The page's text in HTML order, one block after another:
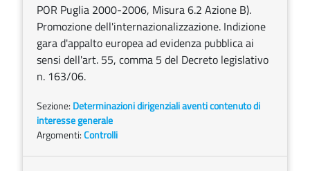
POR Puglia 2000-2006, Misura 6.2 Azione B).
Promozione dell'internazionalizzazione. Indizione
gara d'appalto europea ad evidenza pubblica ai
sensi dell'art. 55, comma 5 del Decreto legislativo
n. 163/06.
Sezione: Determinazioni dirigenziali aventi contenuto di
interesse generale
Argomenti:Controlli